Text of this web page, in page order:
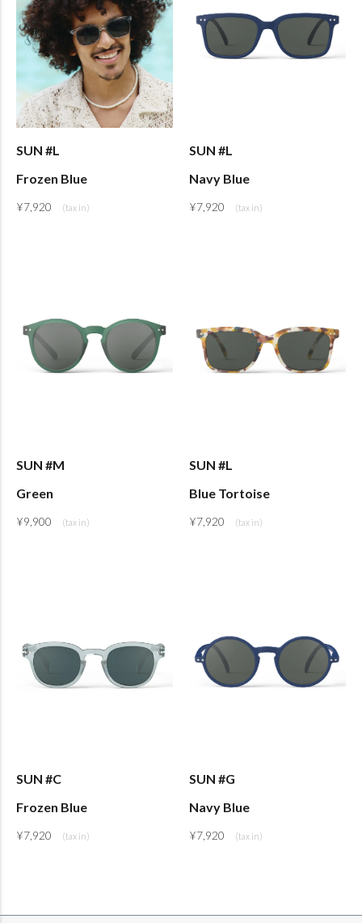
SUN #L
Frozen Blue
¥7,920
SUN #L
Navy Blue
¥7,920
SUN #M
Green
¥9,900
SUN #L
Blue Tortoise
¥7,920
SUN #C
Frozen Blue
¥7,920
SUN #G
Navy Blue
¥7,920